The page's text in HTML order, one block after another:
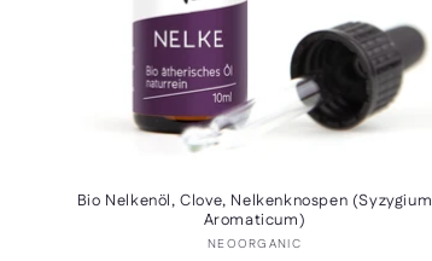
Bio Nelkenöl, Clove, Nelkenknospen (Syzygium
Aromaticum)
Anbieter:
NEOORGANIC